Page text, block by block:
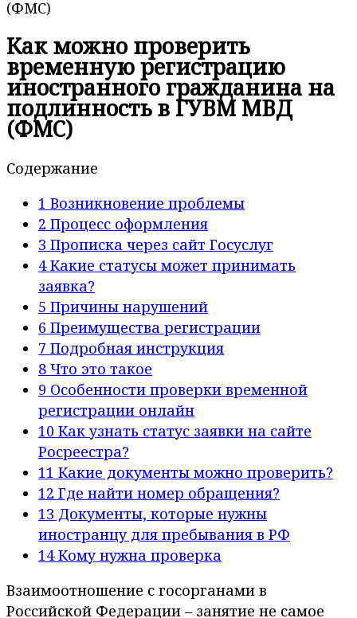
(ФМС)
Как можно проверить
временную регистрацию
иностранного гражданина на
подлинность в ГУВМ МВД
(ФМС)
Содержание
1 Возникновение проблемы
2 Процесс оформления
3 Прописка через сайт Госуслуг
4Какие статусы может принимать
заявка?
5 Причины нарушений
6 Преимущества регистрации
7 Подробная инструкция
8 Что это такое
9 Особенности проверки временной
регистрации онлайн
10 Как узнать статус заявки на сайте
Росреестра?
11 Какие документы можно проверить?
12 Где найти номер обращения?
13 Документы, которые нужны
иностранцу для пребывания в РФ
14Кому нужна проверка
Взаимоотношение с госорганами в
Российской Федерации – занятие не самое